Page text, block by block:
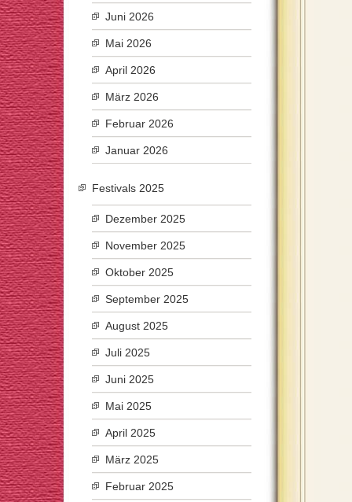
Juni 2026
Mai 2026
April 2026
März 2026
Februar 2026
Januar 2026
Festivals 2025
Dezember 2025
November 2025
Oktober 2025
September 2025
August 2025
Juli 2025
Juni 2025
Mai 2025
April 2025
März 2025
Februar 2025